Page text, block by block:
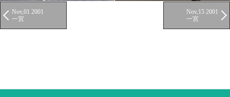
Nov,01 2001
一宮
Nov,15 2001
一宮